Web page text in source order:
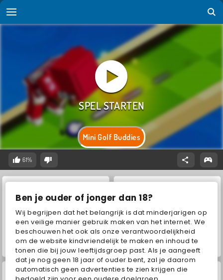
Ben je ouder of jonger dan 18?
Wij begrijpen dat het belangrijk is dat minderjarigen op
een veilige manier gebruik maken van het internet. We
beschouwen het ook als onze verantwoordelijkheid
om de website kindvriendelijk te maken en inhoud te
tonen die bij jouw leeftijdsgroep past. Als je aangeeft
dat je nog geen 18 jaar of ouder bent, zal je daarom
automatisch geen advertenties te zien krijgen die
Mini Golf Buddies
61%
World War 2 Shooter VegaMix Da Vinci Puzzles